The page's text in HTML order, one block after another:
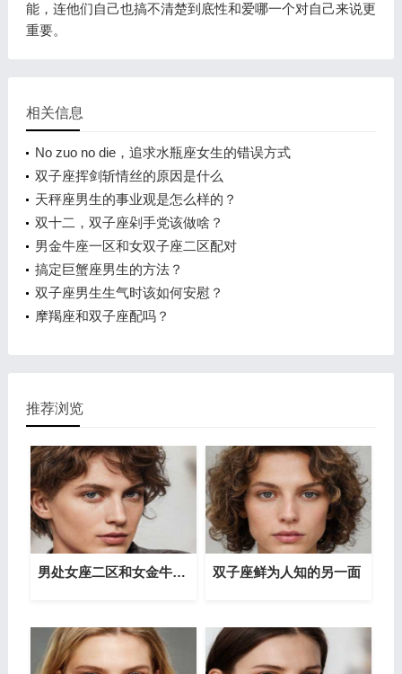
能，连他们自己也搞不清楚到底性和爱哪一个对自己来说更
重要。
相关信息
No zuo no die，追求水瓶座女生的错误方式
双子座挥剑斩情丝的原因是什么
天秤座男生的事业观是怎么样的？
双十二，双子座剁手党该做啥？
男金牛座一区和女双子座二区配对
搞定巨蟹座男生的方法？
双子座男生生气时该如何安慰？
摩羯座和双子座配吗？
推荐浏览
男处女座二区和女金牛双子座配对 双子座鲜为人知的另一面